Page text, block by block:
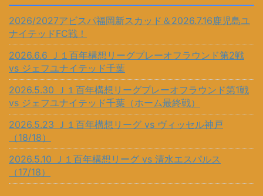
2026/2027アビスパ福岡新スカッド＆2026.7.16鹿児島ユ
ナイテッドFC戦！
2026.6.6 Ｊ１百年構想リーグプレーオフラウンド第2戦
vs ジェフユナイテッド千葉
2026.5.30 Ｊ１百年構想リーグプレーオフラウンド第1戦
vs ジェフユナイテッド千葉（ホーム最終戦）
2026.5.23 Ｊ１百年構想リーグ vs ヴィッセル神戸
（18/18）
2026.5.10 Ｊ１百年構想リーグ vs 清水エスパルス
（17/18）